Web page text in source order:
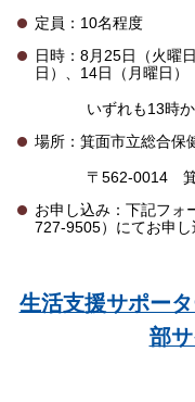
定員：10名程度
日時：8月25日（火曜
日）、14日（月曜日
いずれも13時か
場所：箕面市立総合保
〒562-0014 箕面
お申し込み：下記フォ
727-9505）にてお申し
生活支援サポー
部